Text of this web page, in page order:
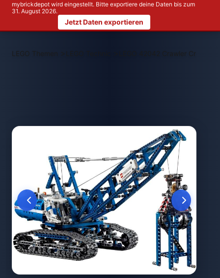
mybrickdepot wird eingestellt. Bitte exportiere deine Daten bis zum
31. August 2026.
Jetzt Daten exportieren
LEGO Themen > LEGO 42042 Crawler Crane